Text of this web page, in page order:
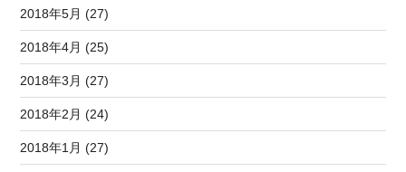
2018年5月 (27)
2018年4月 (25)
2018年3月 (27)
2018年2月 (24)
2018年1月 (27)